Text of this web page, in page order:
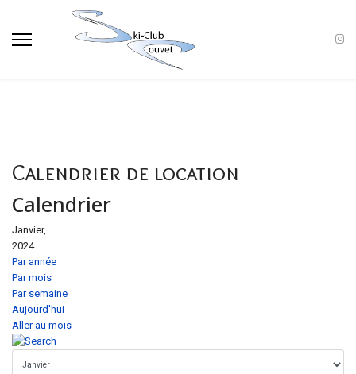
Calendrier de location
Calendrier
Janvier,
2024
Par année
Par mois
Par semaine
Aujourd'hui
Aller au mois